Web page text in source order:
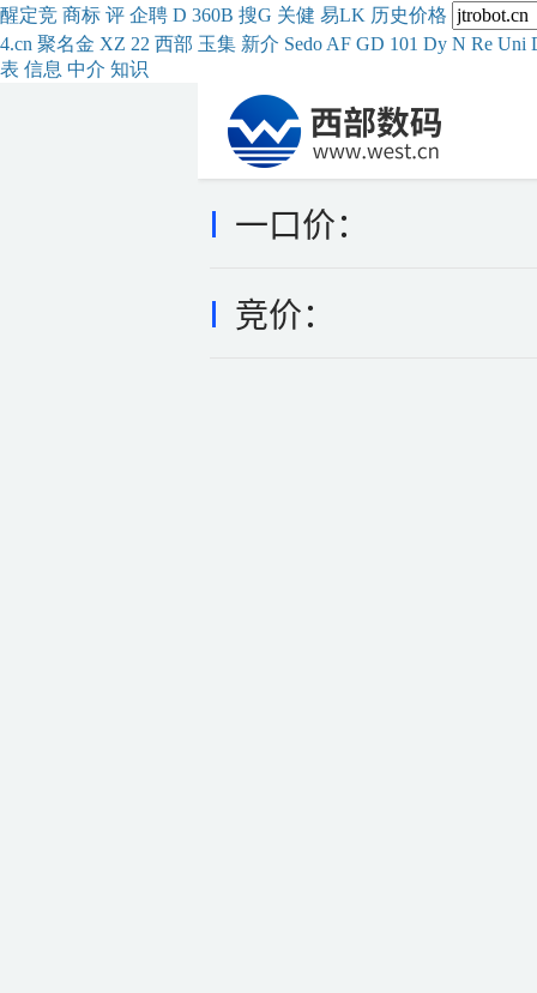
醒定竞 商标 评 企聘 D 360B 搜G 关健 易LK 历史价格
4.cn 聚名金 XZ 22 西部 玉集 新介 Sedo AF GD 101 Dy N Re Uni
表 信息 中介 知识